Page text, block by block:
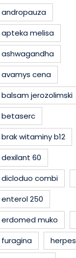
andropauza
apteka melisa
ashwagandha
avamys cena
balsam jerozolimski
betaserc
brak witaminy b12
dexilant 60
dicloduo combi
enterol 250
erdomed muko
furagina
herpes